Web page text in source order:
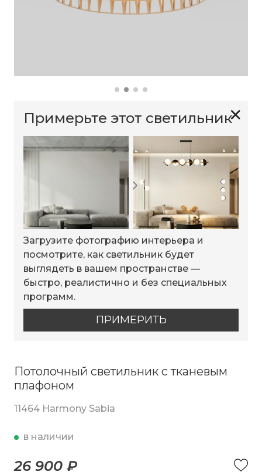
✕
Примерьте этот светильник
Загрузите фотографию интерьера и
посмотрите, как светильник будет
выглядеть в вашем пространстве —
быстро, реалистично и без специальных
программ.
ПРИМЕРИТЬ
Потолочный светильник с тканевым
плафоном
11464 Harmony Sabia
в наличии
26 900 ₽